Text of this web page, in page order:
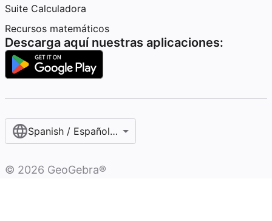
Suite Calculadora
Recursos matemáticos
Descarga aquí nuestras aplicaciones:
Spanish / Español (internacional)
© 2026 GeoGebra®